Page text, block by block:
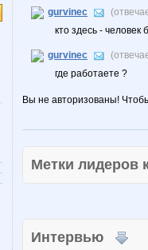
gurvinec
кто здесь - человек
gurvinec
где работаете ?
Вы не авторизованы!
Метки
Интервью